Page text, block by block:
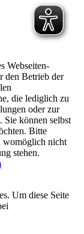
Webseiten-
den Betrieb der
die lediglich zu
oder zur
Sie können selbst
Bitte
womöglich nicht
stehen.
Um diese Seite